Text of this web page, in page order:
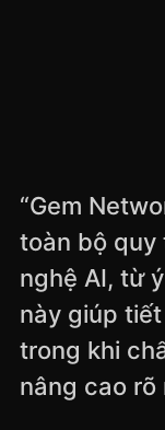
“Ở Gem
tạo nội
sinh thái
được hỗ trợ
với giá trị